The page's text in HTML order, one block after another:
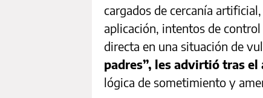
cargados de cercanía
aplicación, intentos de
directa en una situación de
padres”, les advirtió tras el
lógica de sometimiento y